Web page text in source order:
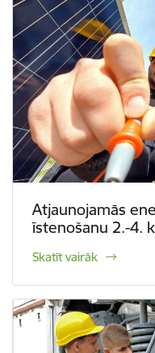
Atjaunojamās
īstenošanu 2.-4.
Skatīt vairāk